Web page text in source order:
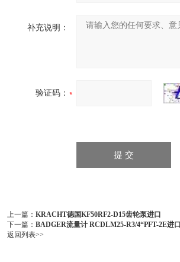
补充说明：
验证码：
上一篇： KRACHT德国KF50RF2-D15齿轮泵进口
下一篇： BADGER流量计 RCDLM25-R3/4“PFT-2E进口
返回列表>>